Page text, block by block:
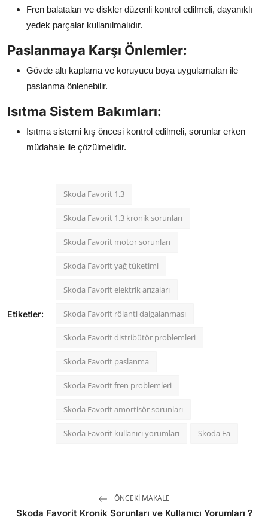
Fren balataları ve diskler düzenli kontrol edilmeli, dayanıklı
yedek parçalar kullanılmalıdır.
Paslanmaya Karşı Önlemler:
Gövde altı kaplama ve koruyucu boya uygulamaları ile
paslanma önlenebilir.
Isıtma Sistem Bakımları:
Isıtma sistemi kış öncesi kontrol edilmeli, sorunlar erken
müdahale ile çözülmelidir.
Etiketler:
Skoda Favorit 1.3
Skoda Favorit 1.3 kronik sorunları
Skoda Favorit motor sorunları
Skoda Favorit yağ tüketimi
Skoda Favorit elektrik arızaları
Skoda Favorit rölanti dalgalanması
Skoda Favorit distribütör problemleri
Skoda Favorit paslanma
Skoda Favorit fren problemleri
Skoda Favorit amortisör sorunları
Skoda Favorit kullanıcı yorumları Skoda Fa
ÖNCEKI MAKALE
Skoda Favorit Kronik Sorunları ve Kullanıcı Yorumları ?